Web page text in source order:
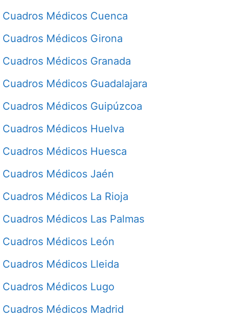
Cuadros Médicos Cuenca
Cuadros Médicos Girona
Cuadros Médicos Granada
Cuadros Médicos Guadalajara
Cuadros Médicos Guipúzcoa
Cuadros Médicos Huelva
Cuadros Médicos Huesca
Cuadros Médicos Jaén
Cuadros Médicos La Rioja
Cuadros Médicos Las Palmas
Cuadros Médicos León
Cuadros Médicos Lleida
Cuadros Médicos Lugo
Cuadros Médicos Madrid